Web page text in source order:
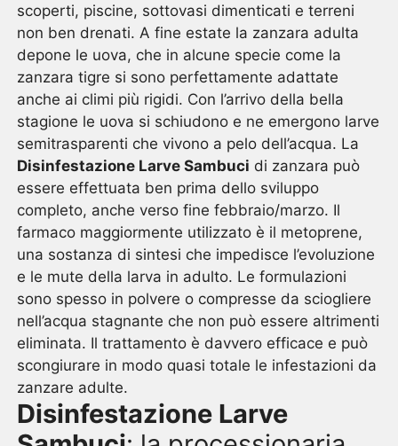
scoperti, piscine, sottovasi dimenticati e terreni
non ben drenati. A fine estate la zanzara adulta
depone le uova, che in alcune specie come la
zanzara tigre si sono perfettamente adattate
anche ai climi più rigidi. Con l’arrivo della bella
stagione le uova si schiudono e ne emergono larve
semitrasparenti che vivono a pelo dell’acqua. La
Disinfestazione Larve Sambuci di zanzara può
essere effettuata ben prima dello sviluppo
completo, anche verso fine febbraio/marzo. Il
farmaco maggiormente utilizzato è il metoprene,
una sostanza di sintesi che impedisce l’evoluzione
e le mute della larva in adulto. Le formulazioni
sono spesso in polvere o compresse da sciogliere
nell’acqua stagnante che non può essere altrimenti
eliminata. Il trattamento è davvero efficace e può
scongiurare in modo quasi totale le infestazioni da
zanzare adulte.
Disinfestazione Larve